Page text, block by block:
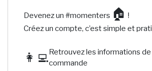
Devenez un #momenters 🏠 !
Créez un compte, c’est simple et
👩‍💻Retrouvez les informations
commande